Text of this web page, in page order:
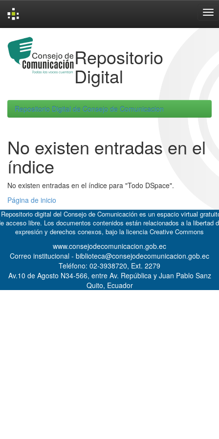
navigation
Repositorio
Digital
Repositorio Digital de Consejo de Comunicacion
No existen entradas en el
índice
No existen entradas en el índice para "Todo DSpace".
Página de inicio
digital del Consejo de Comunicación es un espacio virtual
acceso libre. Los documentos contenidos están relacionados a la libertad
expresión y derechos conexos, bajo la licencia Creative Commons
www.consejodecomunicacion.gob.ec
Correo institucional - biblioteca@consejodecomunicacion.gob.ec
Teléfono: 02-3938720, Ext. 2279
Av.10 de Agosto N34-566, entre Av. República y Juan Pablo Sanz
Quito, Ecuador